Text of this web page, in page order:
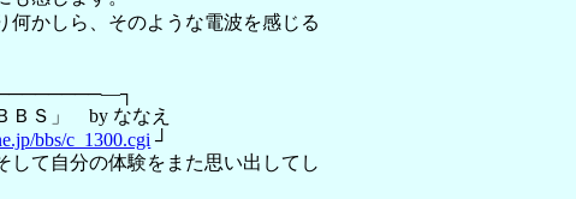
何かしら、そのような電波を感じる
ＢＳ」 by ななえ
bbs/c_1300.cgi ┘
して自分の体験をまた思い出してし